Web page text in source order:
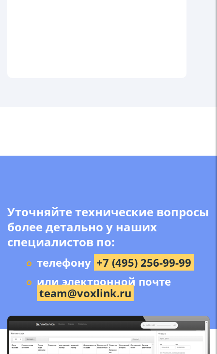
Уточняйте технические вопросы
более детально у наших
специалистов по:
телефону +7 (495) 256-99-99
или электронной почте
team@voxlink.ru